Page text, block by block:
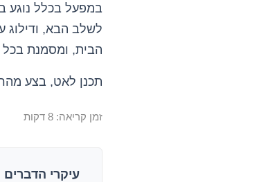
במפעל בכלל נוגע
לשלב הבא,
הבית, ומסמנת בכל
תכנן לאט, בצע
זמן קריאה: 8 דקות
עיקרי הדברים